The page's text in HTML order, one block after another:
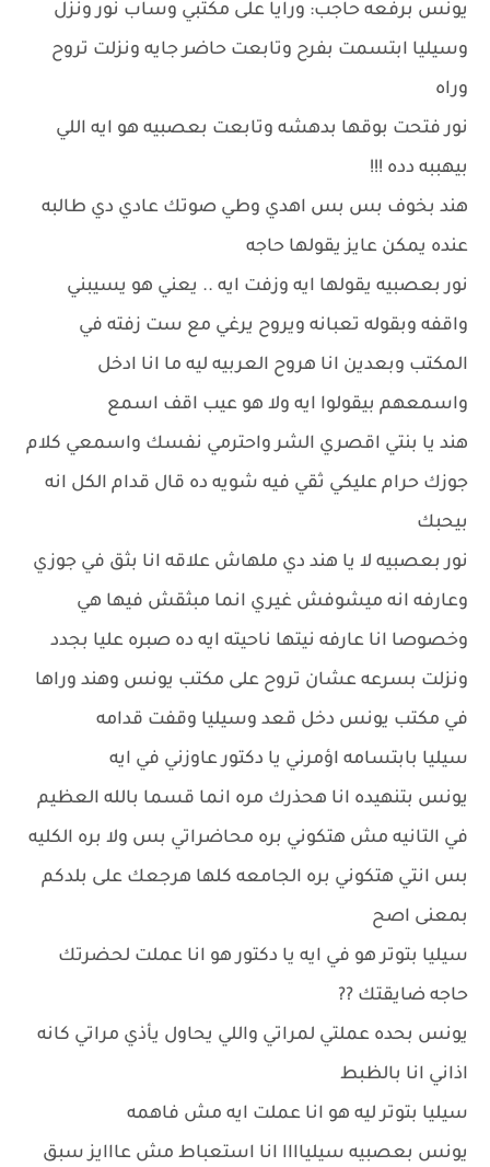
يونس برفعه حاجب: ورايا على مكتبي وساب نور ونزل
وسيليا ابتسمت بفرح وتابعت حاضر جايه ونزلت تروح
وراه
نور فتحت بوقها بدهشه وتابعت بعصبيه هو ايه اللي
بيهببه دده !!!
هند بخوف بس بس اهدي وطي صوتك عادي دي طالبه
عنده يمكن عايز يقولها حاجه
نور بعصبيه يقولها ايه وزفت ايه .. يعني هو يسيبني
واقفه وبقوله تعبانه ويروح يرغي مع ست زفته في
المكتب وبعدين انا هروح العربيه ليه ما انا ادخل
واسمعهم بيقولوا ايه ولا هو عيب اقف اسمع
هند يا بنتي اقصري الشر واحترمي نفسك واسمعي كلام
جوزك حرام عليكي ثقي فيه شويه ده قال قدام الكل انه
بيحبك
نور بعصبيه لا يا هند دي ملهاش علاقه انا بثق في جوزي
وعارفه انه ميشوفش غيري انما مبثقش فيها هي
وخصوصا انا عارفه نيتها ناحيته ايه ده صبره عليا بجدد
ونزلت بسرعه عشان تروح على مكتب يونس وهند وراها
في مكتب يونس دخل قعد وسيليا وقفت قدامه
سيليا بابتسامه اؤمرني يا دكتور عاوزني في ايه
يونس بتنهيده انا هحذرك مره انما قسما بالله العظيم
في التانيه مش هتكوني بره محاضراتي بس ولا بره الكليه
بس انتي هتكوني بره الجامعه كلها هرجعك على بلدكم
بمعنى اصح
سيليا بتوتر هو في ايه يا دكتور هو انا عملت لحضرتك
حاجه ضايقتك ??
يونس بحده عملتي لمراتي واللي يحاول يأذي مراتي كانه
اذاني انا بالظبط
سيليا بتوتر ليه هو انا عملت ايه مش فاهمه
يونس بعصبيه سيلياااا انا استعباط مش عااايز سبق